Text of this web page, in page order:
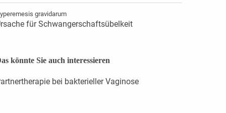
gravidarum
für Schwangerschaftsübelkeit
könnte Sie auch interessieren
bei bakterieller Vaginose